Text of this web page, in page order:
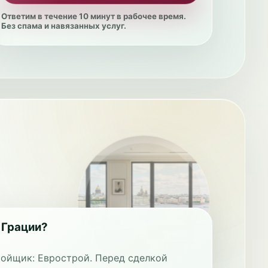
Ответим в течение 10 минут в рабочее время.
Без спама и навязанных услуг.
Еврострой. Перед сделкой